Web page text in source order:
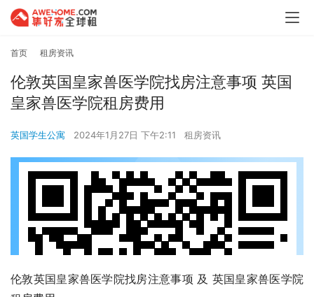
首页 租房资讯
伦敦英国皇家兽医学院找房注意事项 英国
皇家兽医学院租房费用
英国学生公寓 2024年1月27日 下午2:11 租房资讯
伦敦英国皇家兽医学院找房注意事项 及 英国皇家兽医学院